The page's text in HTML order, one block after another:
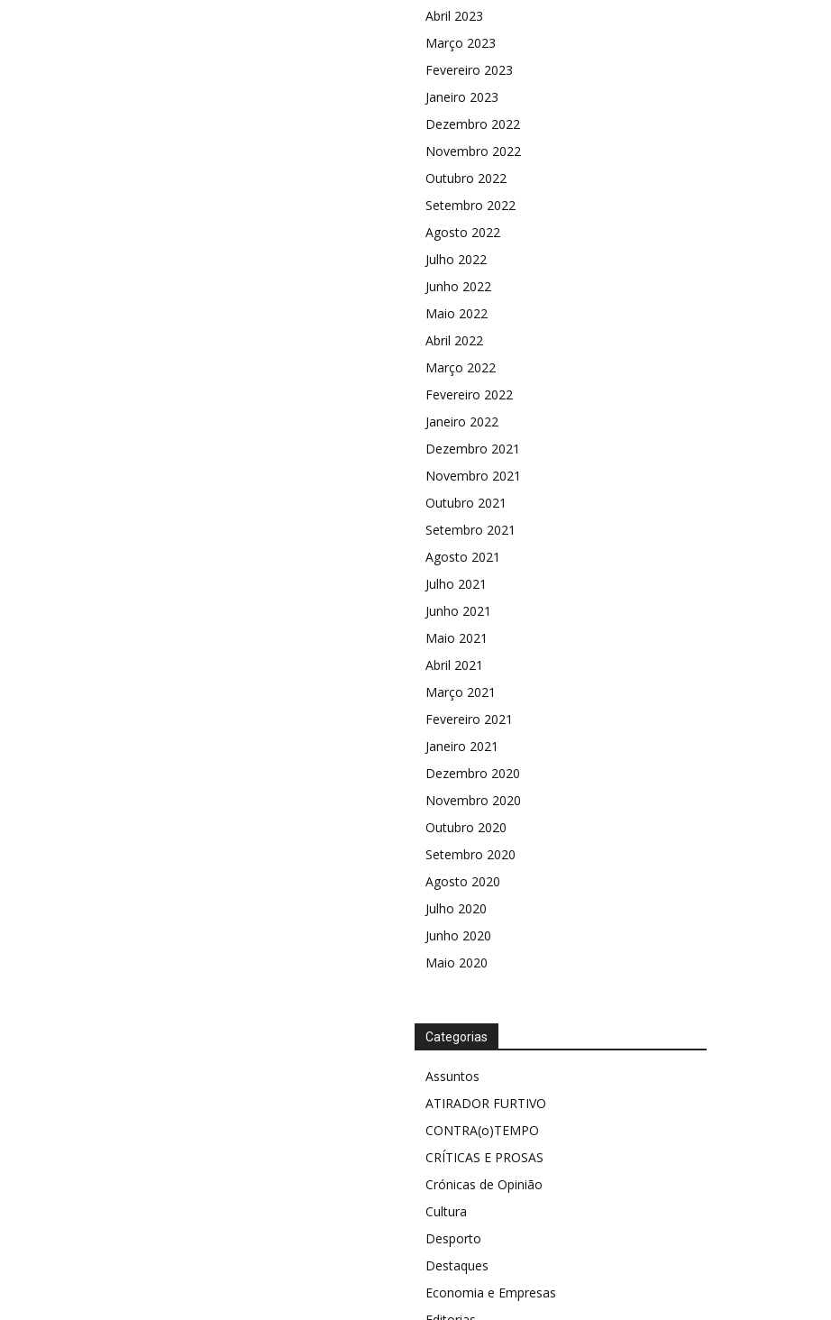
Abril 2023
Março 2023
Fevereiro 2023
Janeiro 2023
Dezembro 2022
Novembro 2022
Outubro 2022
Setembro 2022
Agosto 2022
Julho 2022
Junho 2022
Maio 2022
Abril 2022
Março 2022
Fevereiro 2022
Janeiro 2022
Dezembro 2021
Novembro 2021
Outubro 2021
Setembro 2021
Agosto 2021
Julho 2021
Junho 2021
Maio 2021
Abril 2021
Março 2021
Fevereiro 2021
Janeiro 2021
Dezembro 2020
Novembro 2020
Outubro 2020
Setembro 2020
Agosto 2020
Julho 2020
Junho 2020
Maio 2020
Categorias
Assuntos
ATIRADOR FURTIVO
CONTRA(o)TEMPO
CRÍTICAS E PROSAS
Crónicas de Opinião
Cultura
Desporto
Destaques
Economia e Empresas